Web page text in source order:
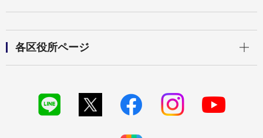
各区役所ページ